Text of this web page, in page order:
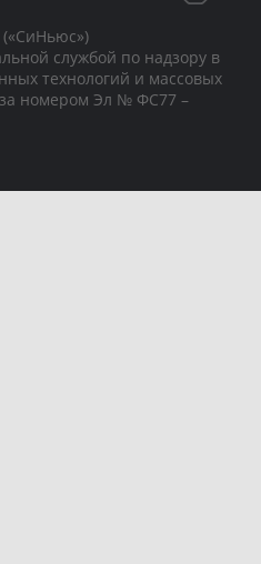
(«СиНьюс»)
службой по надзору в
технологий и массовых
номером Эл № ФС77 –